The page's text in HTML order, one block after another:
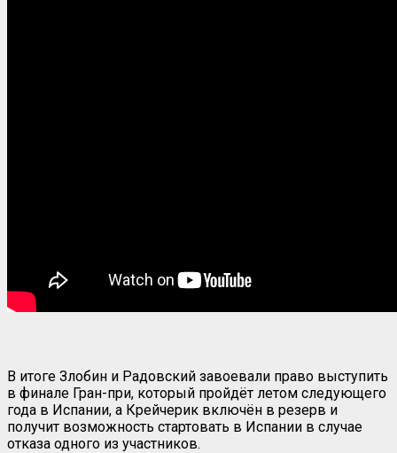
В итоге Злобин и Радовский завоевали право выступить
в финале Гран-при, который пройдёт летом следующего
года в Испании, а Крейчерик включён в резерв и
получит возможность стартовать в Испании в случае
отказа одного из участников.